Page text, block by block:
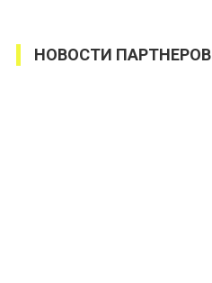
НОВОСТИ ПАРТНЕРОВ